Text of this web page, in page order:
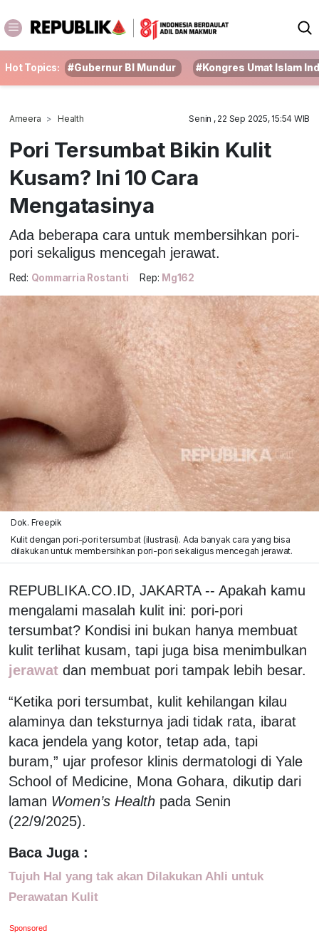
Hot Topics: #Gubernur BI Mundur #Kongres Umat Islam
Ameera Health Senin , 22 Sep 2025, 15:54 WIB
Pori Tersumbat Bikin Kulit
Kusam? Ini 10 Cara
Mengatasinya
Ada beberapa cara untuk membersihkan pori-
pori sekaligus mencegah jerawat.
Red: Qommarria Rostanti Rep: Mg162
Dok. Freepik
Kulit dengan pori-pori tersumbat (ilustrasi). Ada banyak cara yang bisa
dilakukan untuk membersihkan pori-pori sekaligus mencegah jerawat.
REPUBLIKA.CO.ID, JAKARTA -- Apakah kamu
mengalami masalah kulit ini: pori-pori
tersumbat? Kondisi ini bukan hanya membuat
kulit terlihat kusam, tapi juga bisa menimbulkan
jerawat dan membuat pori tampak lebih besar.
“Ketika pori tersumbat, kulit kehilangan kilau
alaminya dan teksturnya jadi tidak rata, ibarat
kaca jendela yang kotor, tetap ada, tapi
buram,” ujar profesor klinis dermatologi di Yale
School of Medicine, Mona Gohara, dikutip dari
laman Women’s Health pada Senin
(22/9/2025).
Baca Juga :
Tujuh Hal yang tak akan Dilakukan Ahli untuk
Perawatan Kulit
Sponsored